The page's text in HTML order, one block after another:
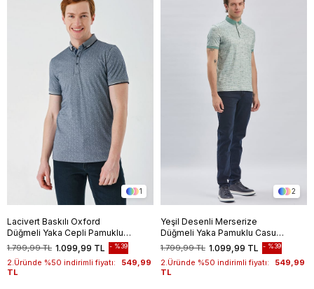
1
Lacivert Baskılı Oxford
Düğmeli Yaka Cepli Pamuklu
Casual Slim Fit Dar Kesim
Tişört 1011240177
1.099,99 TL
1.799,99 TL %39
2.Üründe %50 indirimli fiyatı:
549,99
TL
2
Yeşil Desenli Merserize
Düğmeli Yaka Pamuklu Casual
Slim Fit Dar Kesim Tişört
1011240160
1.099,99 TL
1.799,99 TL %39
2.Üründe %50 indirimli fiyatı:
549,99
TL